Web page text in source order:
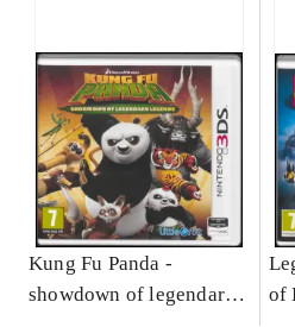
Kung Fu Panda -
showdown of legendary
of